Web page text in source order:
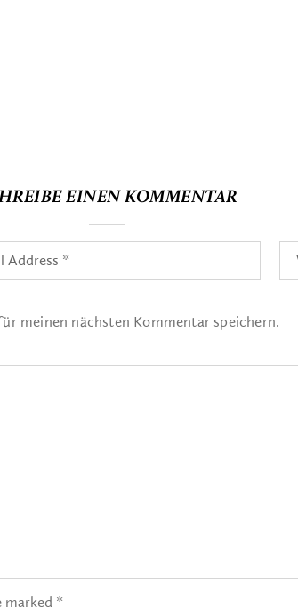
EINEN KOMMENTAR
meinen nächsten Kommentar speichern.
marked *